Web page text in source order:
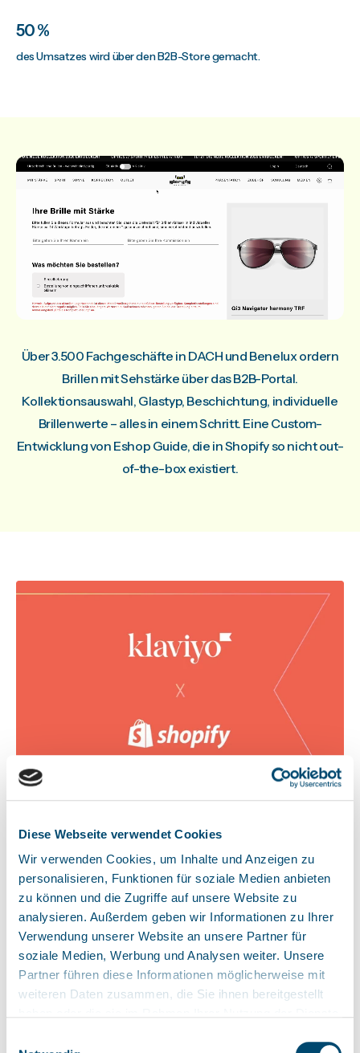
Diese Webseite verwendet Cookies
Wir verwenden Cookies, um Inhalte und Anzeigen zu
personalisieren, Funktionen für soziale Medien anbieten
zu können und die Zugriffe auf unsere Website zu
analysieren. Außerdem geben wir Informationen zu Ihrer
Verwendung unserer Website an unsere Partner für
soziale Medien, Werbung und Analysen weiter. Unsere
Partner führen diese Informationen möglicherweise mit
weiteren Daten zusammen, die Sie ihnen bereitgestellt
50 %
des Umsatzes wird über den B2B-Store gemacht.
Über 3.500 Fachgeschäfte in DACH und Benelux ordern
Brillen mit Sehstärke über das B2B-Portal.
Kollektionsauswahl, Glastyp, Beschichtung, individuelle
Brillenwerte – alles in einem Schritt. Eine Custom-
Entwicklung von Eshop Guide, die in Shopify so nicht out-
of-the-box existiert.
6 automatisierte Flows als
Gamechanger.
gloryfy wechselte von Mailchimp zu Klaviyo und die
Zahlen sprechen für sich. Neben dem Newsletter laufen
personalisierte Flows automatisch, wann immer ein Event
eintritt. Die Ergebnisse liegen weit über dem